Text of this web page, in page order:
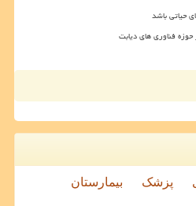
حیاتی باشد
فناوری های دیابت
پزشک بیمارستان